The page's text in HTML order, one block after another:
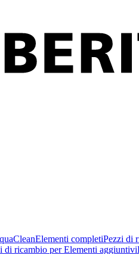
Elementi completiPezzi di
di ricambio per Elementi aggiuntivi